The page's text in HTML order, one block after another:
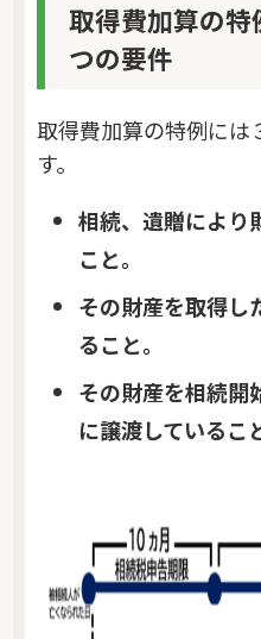
取得費加算の特
つの要件
取得費加算の特例には
す。
相続、遺贈により
こと。
その財産を取得し
ること。
その財産を相続開
に譲渡しているこ